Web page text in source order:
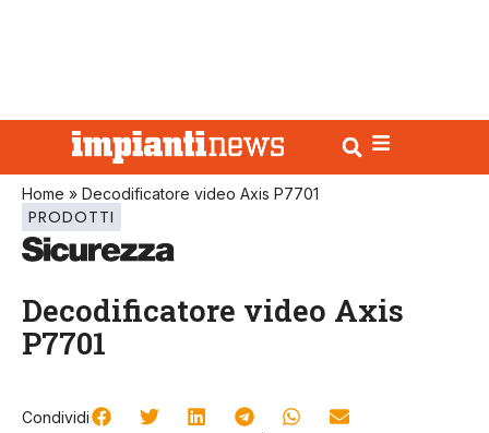
Home » Decodificatore video Axis P7701
PRODOTTI
Decodificatore video Axis
P7701
Condividi